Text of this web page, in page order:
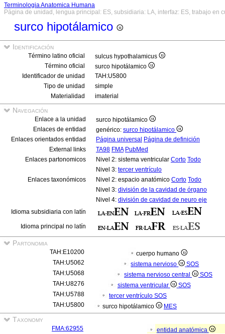
Terminologia Anatomica Humana
Página de unidad, lengua principal: ES, subsidiaria: LA, interfaz: ES, trabajo en
surco hipotálamico
Identificación
Término latino oficial
sulcus hypothalamicus
Término oficial
surco hipotálamico
Identificador de unidad
TAH:U5800
Tipo de unidad
simple
Materialidad
imaterial
Navegación
Enlace a la unidad
surco hipotálamico
Enlaces de entidad
genérico: surco hipotálamico
Enlaces orientados entidad
Página universal Página de definición
External links
TA98 FMA PubMed
Enlaces partonomicos
Nivel 2: sistema ventricular Corto Todo
Nivel 3: tercer ventrículo
Enlaces taxonómicos
Nivel 2: espacio anatómico Corto Todo
Nivel 3: división de la cavidad de órgano
Nivel 4: división de cavidad de neuro eje
Idioma subsidiaria con latín
Idioma principal no latín
Partonomia
TAH:E10200
cuerpo humano
TAH:U5062
sistema nervioso
SOS
TAH:U5068
sistema nervioso central
SOS
TAH:U8276
sistema ventricular
SOS
TAH:U5788
tercer ventrículo SOS
TAH:U5800
surco hipotálamico MES
Taxonomy
FMA:62955
entidad anatómica